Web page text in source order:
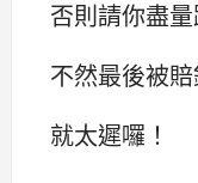
否則請你盡
不然最後被
就太遲囉！